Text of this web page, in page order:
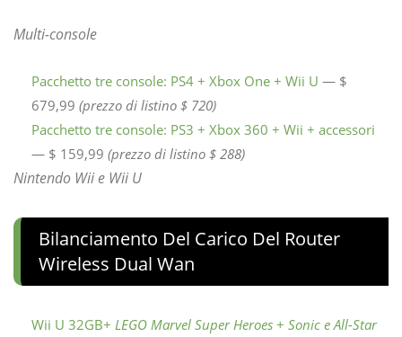
Multi-console
Pacchetto tre console: PS4 + Xbox One + Wii U — $
679,99 (prezzo di listino $ 720)
Pacchetto tre console: PS3 + Xbox 360 + Wii + accessori
— $ 159,99 (prezzo di listino $ 288)
Nintendo Wii e Wii U
Bilanciamento Del Carico Del Router
Wireless Dual Wan
Wii U 32GB+ LEGO Marvel Super Heroes + Sonic e All-Star